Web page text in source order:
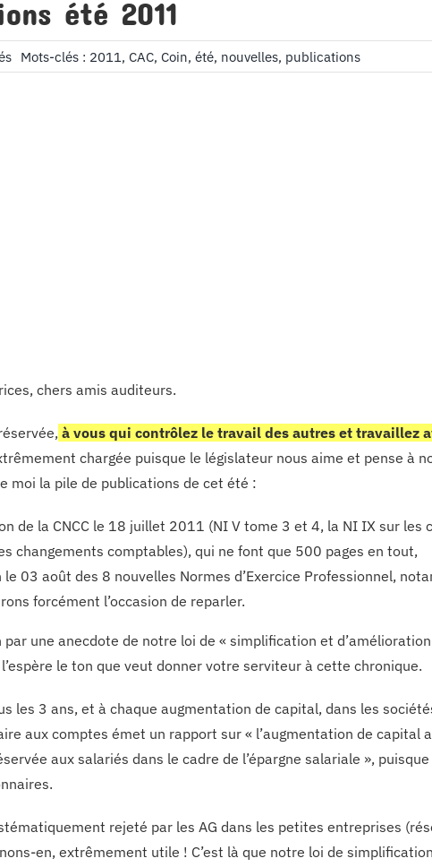
été 2011
Mots-clés : 2011, CAC, Coin, été, nouvelles, publications
chers amis auditeurs.
à vous qui contrôlez le travail des autres et travaillez
chargée puisque le législateur nous aime et pense à
moi la pile de publications de cet été :
de la CNCC le 18 juillet 2011 (NI V tome 3 et 4, la NI IX sur les
changements comptables), qui ne font que 500 pages en tout,
03 août des 8 nouvelles Normes d’Exercice Professionnel,
forcément l’occasion de reparler.
par une anecdote de notre loi de « simplification et
le ton que veut donner votre serviteur à cette chronique.
les 3 ans, et à chaque augmentation de capital, dans les
aux comptes émet un rapport sur « l’augmentation de capital
aux salariés dans le cadre de l’épargne salariale », puisque
rejeté par les AG dans les petites entreprises
en, extrêmement utile ! C’est là que notre loi de